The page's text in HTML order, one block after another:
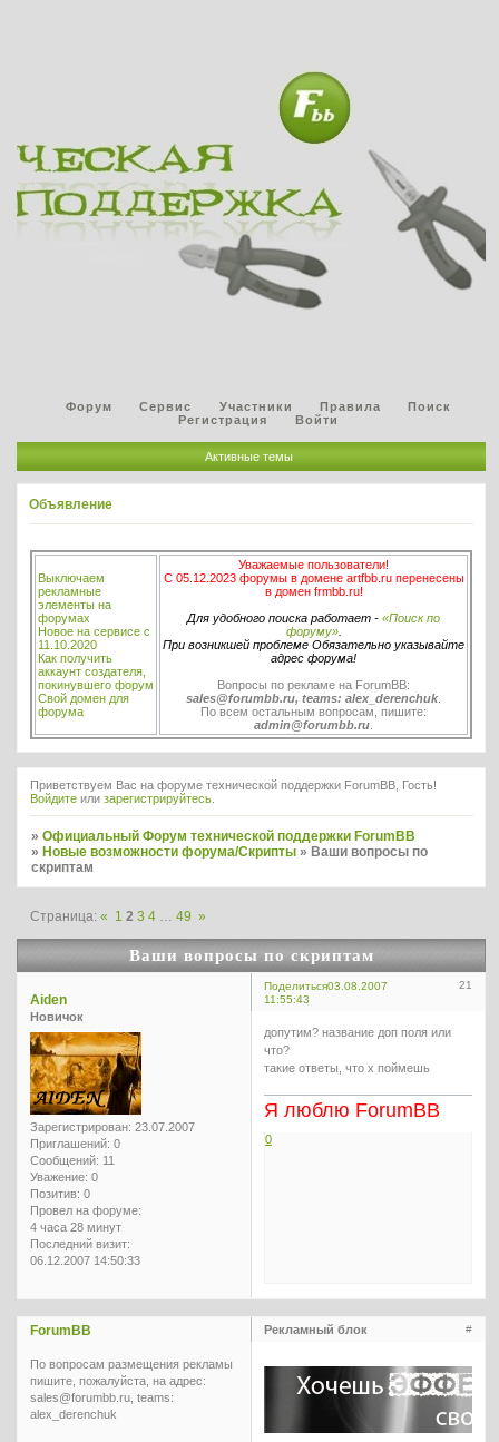
Форум Сервис Участники Правила
Поиск
Регистрация
Войти
Активные темы
Объявление
Выключаем
рекламные
элементы на
форумах
Новое на сервисе с
11.10.2020
Как получить
аккаунт создателя,
покинувшего форум
Свой домен для
форума
Уважаемые пользователи!
С 05.12.2023 форумы в домене artfbb.ru перенесены
в домен frmbb.ru!
Для удобного поиска работает - «Поиск по
форуму».
При возникшей проблеме Обязательно указывайте
адрес форума!
Вопросы по рекламе на ForumBB:
sales@forumbb.ru, teams: alex_derenchuk
По всем остальным вопросам, пишите:
admin@forumbb.ru
Приветствуем Вас на форуме технической поддержки ForumBB, Гость!
Войдите или зарегистрируйтесь
»Официальный Форум технической поддержки ForumBB
»Новые возможности форума/Скрипты »Ваши вопросы по
скриптам
Ваши вопросы по скриптам
Страница:« 1 2 3 4 … 49 »
Поделиться 21
03.08.2007
11:55:43
Aiden
Новичок
Зарегистрирован: 23.07.2007
Приглашений: 0
Сообщений: 11
Уважение: 0
Позитив: 0
Провел на форуме:
4 часа 28 минут
Последний визит:
06.12.2007 14:50:33
допутим? название доп поля или
что?
такие ответы, что х поймешь
Я люблю ForumBB
0
#
Рекламный блок
ForumBB
По вопросам размещения рекламы
пишите, пожалуйста, на адрес:
sales@forumbb.ru, teams:
alex_derenchuk